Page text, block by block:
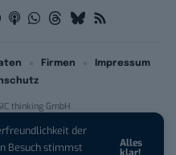
der
Besuch stimmst
Alles
klar!
thinking GmbH
Firmen
Impressum
Für 1 € +